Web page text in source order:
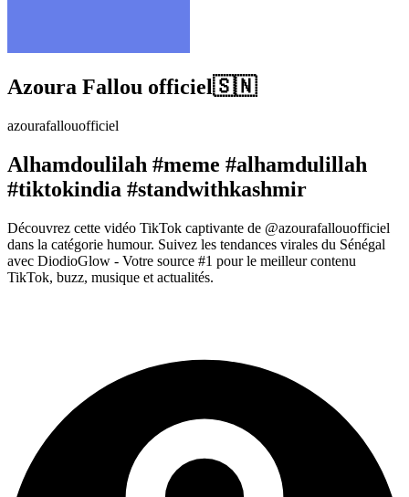
Azoura Fallou officiel🇸🇳
azourafallouofficiel
Alhamdoulilah #meme #alhamdulillah
#tiktokindia #standwithkashmir
Découvrez cette vidéo TikTok captivante de @azourafallouofficiel
dans la catégorie humour. Suivez les tendances virales du Sénégal
avec DiodioGlow - Votre source #1 pour le meilleur contenu
TikTok, buzz, musique et actualités.